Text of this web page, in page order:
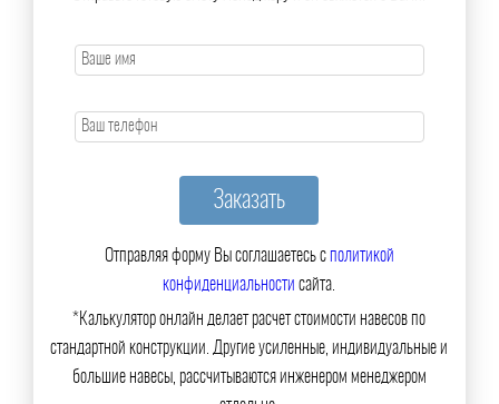
Отправляя форму Вы соглашаетесь сполитикой
конфиденциальности сайта.
*Калькулятор онлайн делает расчет стоимости навесов по
стандартной конструкции. Другие усиленные, индивидуальные и
большие навесы, рассчитываются инженером менеджером